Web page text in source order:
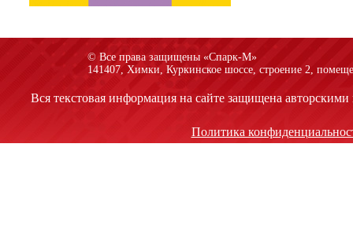
© Все права защищены «Спарк-M»
141407, Химки, Куркинское шоссе, строение 2,
Вся текстовая информация на сайте защищена
Политика